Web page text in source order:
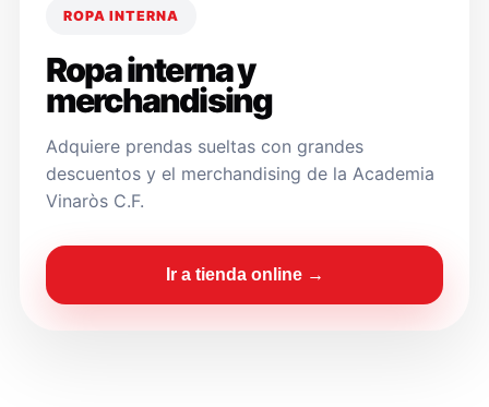
ROPA INTERNA
Ropa interna y
merchandising
Adquiere prendas sueltas con grandes
descuentos y el merchandising de la Academia
Vinaròs C.F.
Ir a tienda online →